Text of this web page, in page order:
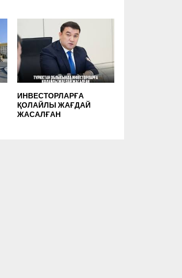
ИНВЕСТОРЛАРҒА
ҚОЛАЙЛЫ ЖАҒДАЙ
ЖАСАЛҒАН